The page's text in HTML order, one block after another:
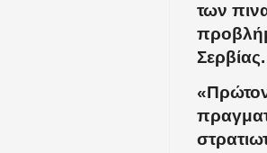
των
Σερβίας.